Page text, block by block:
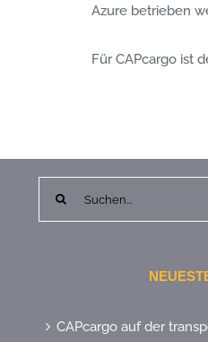
Azure betrieben
Für CAPcargo ist
Suche
nach:
CAPcargo auf der